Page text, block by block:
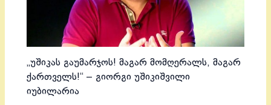
„უშიკას გაუმარჯოს! მაგარ მომღერალს, მაგარ
ქართველს!“ – გიორგი უშიკიშვილი
იუბილარია